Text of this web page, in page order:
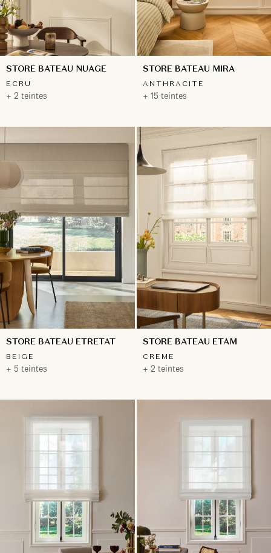
STORE BATEAU NUAGE
ECRU
+ 2 teintes
STORE BATEAU MIRA
ANTHRACITE
+ 15 teintes
STORE BATEAU ETRETAT
BEIGE
+ 5 teintes
STORE BATEAU ETAM
CREME
+ 2 teintes